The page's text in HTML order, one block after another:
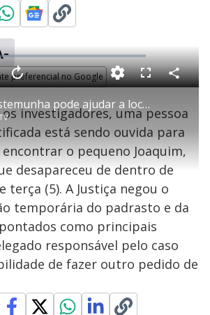
preferencial no Google
P
l
a
y
V
Nova testemunha pode ajudar a localizar menino Joaquim, em Ribeirão Preto (SP)
A
n
ç
a
1
s
e
u
n
o
F
l
s
c
e
n
C
o
a
r
i
l
a
investigadores, uma pessoa
está sendo ouvida para
o pequeno Joaquim,
desapareceu de dentro de
terça (5). A Justiça negou o
temporária do padrasto e da
como principais
responsável pelo caso
de fazer outro pedido de